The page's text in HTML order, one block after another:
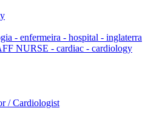
- enfermeira - hospital - inglaterra
NURSE - cardiac - cardiology
/ Cardiologist